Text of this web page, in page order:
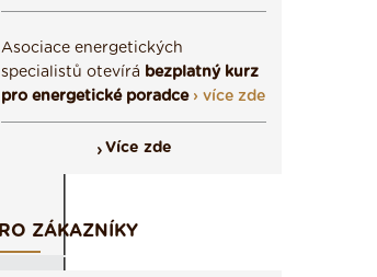
Asociace energetických
specialistů otevírá bezplatný kurz
pro energetické poradce › více zde
Více zde
ZÁKAZNÍKY